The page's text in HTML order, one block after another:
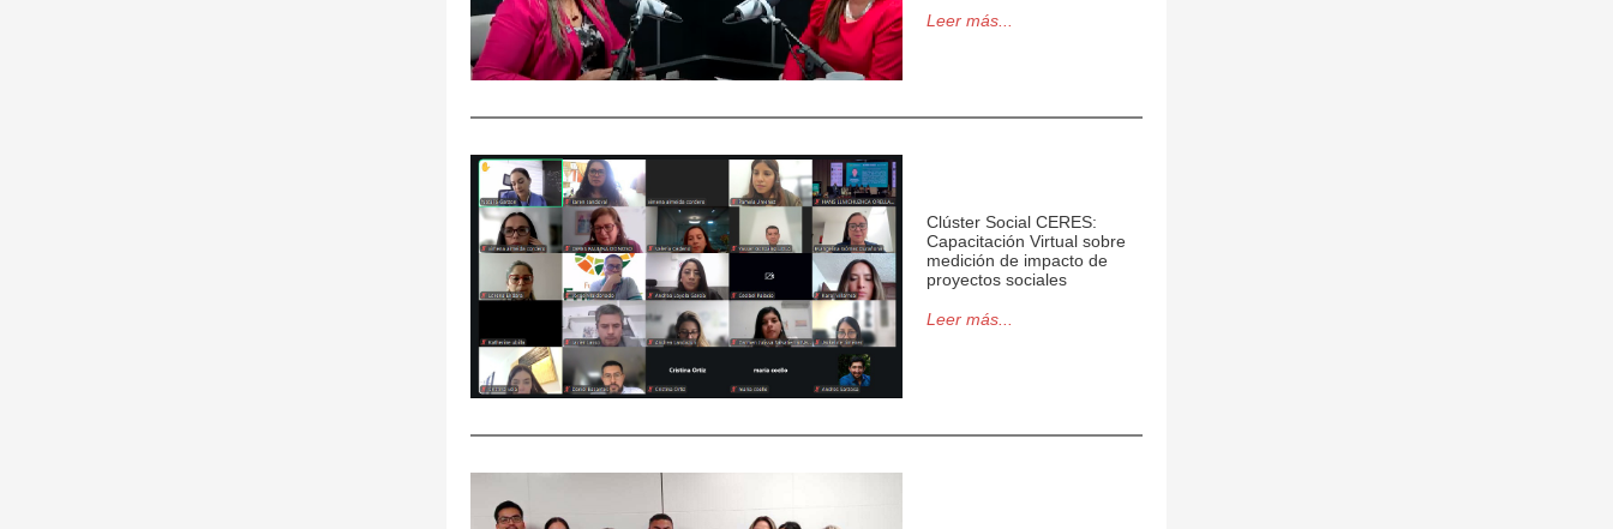
Leer más...
Clúster Social CERES:
Capacitación Virtual sobre
medición de impacto de
proyectos sociales
Leer más...